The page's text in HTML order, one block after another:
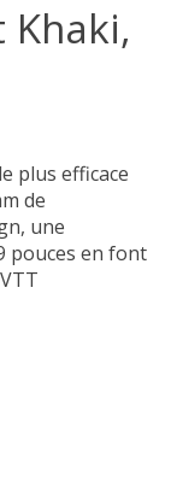
Khaki,
plus efficace
de
une
pouces en font